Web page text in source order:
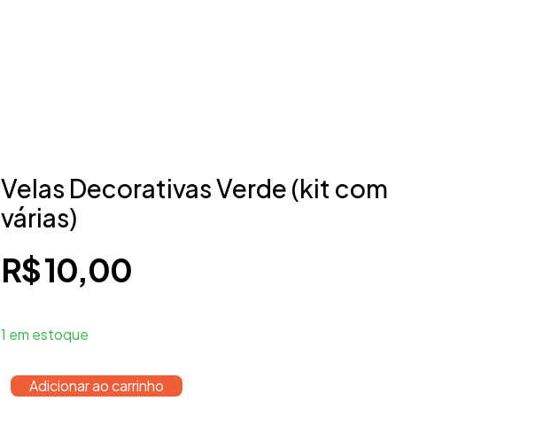
Velas Decorativas Verde (kit com
várias)
R$10,00
1 em estoque
Adicionar ao carrinho